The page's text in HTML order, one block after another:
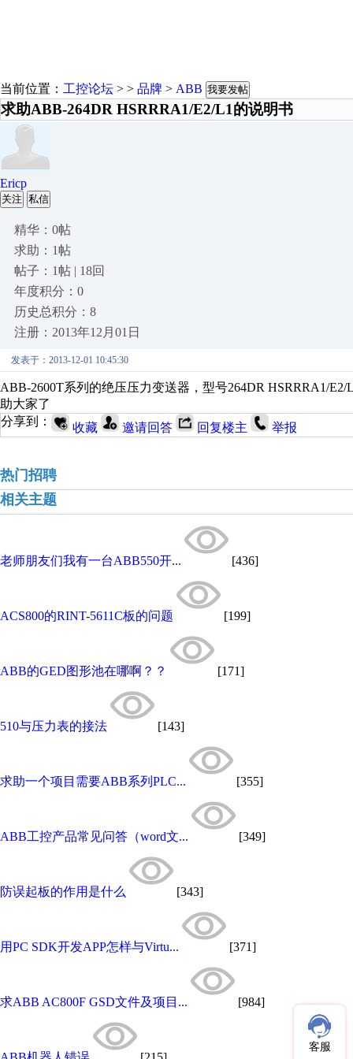
当前位置： 工控论坛 > > 品牌 > ABB 我要发帖
求助ABB-264DR HSRRRA1/E2/L1的说明书
Ericp
关注 私信
精华：0帖
求助：1帖
帖子：1帖 | 18回
年度积分：0
历史总积分：8
注册：2013年12月01日
发表于：2013-12-01 10:45:30
ABB-2600T系列的绝压压力变送器，型号264DR HSRRRA1/
助大家了
分享到：
收藏 邀请回答 回复楼主 举报
热门招聘
相关主题
老师朋友们我有一台ABB550开... [436]
ACS800的RINT-5611C板的问题 [199]
ABB的GED图形池在哪啊？？ [171]
510与压力表的接法 [143]
求助一个项目需要ABB系列PLC... [355]
ABB工控产品常见问答（word文... [349]
防误起板的作用是什么 [343]
用PC SDK开发APP怎样与Virtu... [371]
求ABB AC800F GSD文件及项目... [984]
客服